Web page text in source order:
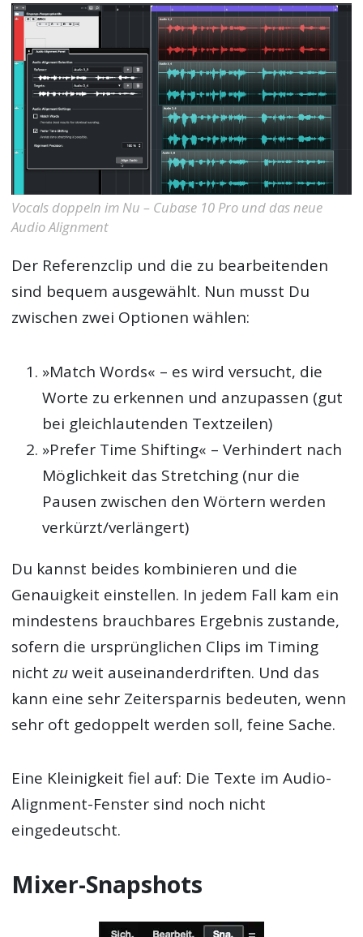
Vocals doppeln im Nu – Cubase 10 Pro und das neue
Audio Alignment
Der Referenzclip und die zu bearbeitenden
sind bequem ausgewählt. Nun musst Du
zwischen zwei Optionen wählen:
»Match Words« – es wird versucht, die
Worte zu erkennen und anzupassen (gut
bei gleichlautenden Textzeilen)
»Prefer Time Shifting« – Verhindert nach
Möglichkeit das Stretching (nur die
Pausen zwischen den Wörtern werden
verkürzt/verlängert)
Du kannst beides kombinieren und die
Genauigkeit einstellen. In jedem Fall kam ein
mindestens brauchbares Ergebnis zustande,
sofern die ursprünglichen Clips im Timing
nichtzuweit auseinanderdriften. Und das
kann eine sehr Zeitersparnis bedeuten, wenn
sehr oft gedoppelt werden soll, feine Sache.
Eine Kleinigkeit fiel auf: Die Texte im Audio-
Alignment-Fenster sind noch nicht
eingedeutscht.
Mixer-Snapshots